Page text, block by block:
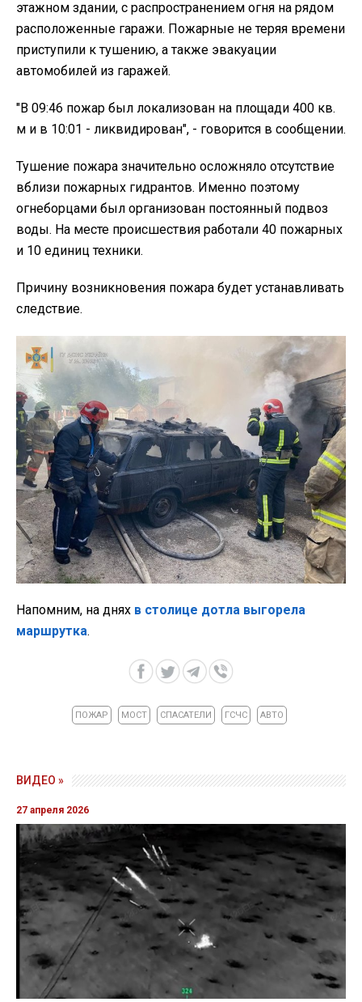
этажном здании, с распространением огня на рядом
расположенные гаражи. Пожарные не теряя времени
приступили к тушению, а также эвакуации
автомобилей из гаражей.
"В 09:46 пожар был локализован на площади 400 кв.
м и в 10:01 - ликвидирован", - говорится в сообщении.
Тушение пожара значительно осложняло отсутствие
вблизи пожарных гидрантов. Именно поэтому
огнеборцами был организован постоянный подвоз
воды. На месте происшествия работали 40 пожарных
и 10 единиц техники.
Причину возникновения пожара будет устанавливать
следствие.
Напомним, на днях в столице дотла выгорела
маршрутка.
ПОЖАР МОСТ СПАСАТЕЛИ ГСЧС АВТО
ВИДЕО »
27 апреля 2026